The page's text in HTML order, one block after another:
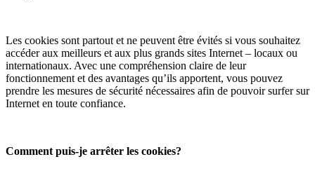
Les cookies sont partout et ne peuvent être évités si vous souhaitez
accéder aux meilleurs et aux plus grands sites Internet – locaux ou
internationaux. Avec une compréhension claire de leur
fonctionnement et des avantages qu’ils apportent, vous pouvez
prendre les mesures de sécurité nécessaires afin de pouvoir surfer sur
Internet en toute confiance.
Comment puis-je arrêter les cookies?